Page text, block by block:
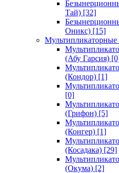
Тай) [32]
Оникс) [15]
Мультипликаторные
(Абу Гарсия)
(Кондор) [1]
[0]
(Грифон) [5]
(Конгер) [1]
(Косадака) [29]
(Окума) [2]